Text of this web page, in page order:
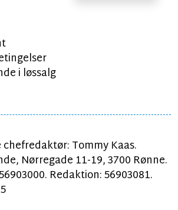
i løssalg
Tommy Kaas.
Nørregade 11-19, 3700 Rønne.
Redaktion: 56903081.